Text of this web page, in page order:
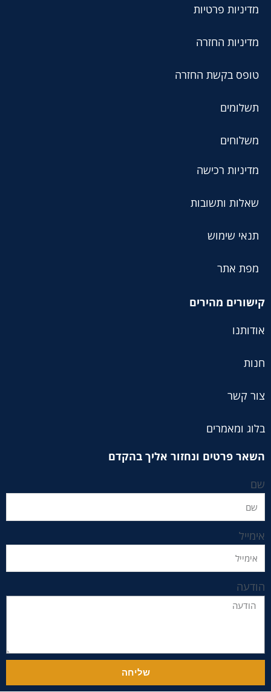
מדיניות פרטיות
מדיניות החזרה
טופס בקשת החזרה
תשלומים
משלוחים
מדיניות רכישה
שאלות ותשובות
תנאי שימוש
מפת אתר
קישורים מהירים
אודותנו
חנות
צור קשר
בלוג ומאמרים
השאר פרטים ונחזור אליך בהקדם
שם
אימייל
הודעה
שליחה